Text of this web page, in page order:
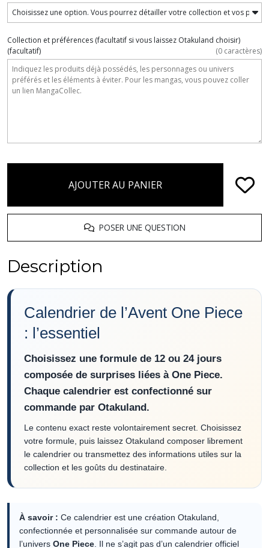
Collection et préférences (facultatif si vous laissez Otakuland choisir)
(facultatif)
(0 caractères)
AJOUTER AU PANIER
POSER UNE QUESTION
Description
Calendrier de l’Avent One Piece
: l’essentiel
Choisissez une formule de 12 ou 24 jours
composée de surprises liées à One Piece.
Chaque calendrier est confectionné sur
commande par Otakuland.
Le contenu exact reste volontairement secret. Choisissez
votre formule, puis laissez Otakuland composer librement
le calendrier ou transmettez des informations utiles sur la
collection et les goûts du destinataire.
À savoir : Ce calendrier est une création Otakuland,
confectionnée et personnalisée sur commande autour de
l’univers One Piece. Il ne s’agit pas d’un calendrier officiel